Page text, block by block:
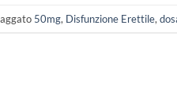
50mg, Disfunzione Erettile,